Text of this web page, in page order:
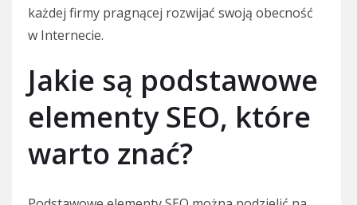
każdej firmy pragnącej rozwijać swoją obecność
w Internecie.
Jakie są podstawowe
elementy SEO, które
warto znać?